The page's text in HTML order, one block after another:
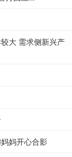
大 需求侧新兴产
妈开心合影